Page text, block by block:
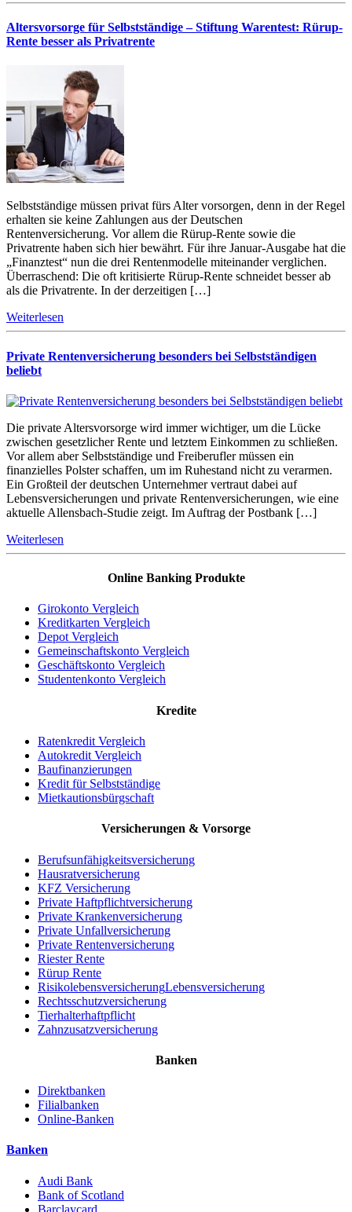
Altersvorsorge für Selbstständige – Stiftung Warentest: Rürup-
Rente besser als Privatrente
Selbstständige müssen privat fürs Alter vorsorgen, denn in der Regel
erhalten sie keine Zahlungen aus der Deutschen
Rentenversicherung. Vor allem die Rürup-Rente sowie die
Privatrente haben sich hier bewährt. Für ihre Januar-Ausgabe hat die
„Finanztest“ nun die drei Rentenmodelle miteinander verglichen.
Überraschend: Die oft kritisierte Rürup-Rente schneidet besser ab
als die Privatrente. In der derzeitigen […]
Weiterlesen
Private Rentenversicherung besonders bei Selbstständigen
beliebt
Die private Altersvorsorge wird immer wichtiger, um die Lücke
zwischen gesetzlicher Rente und letztem Einkommen zu schließen.
Vor allem aber Selbstständige und Freiberufler müssen ein
finanzielles Polster schaffen, um im Ruhestand nicht zu verarmen.
Ein Großteil der deutschen Unternehmer vertraut dabei auf
Lebensversicherungen und private Rentenversicherungen, wie eine
aktuelle Allensbach-Studie zeigt. Im Auftrag der Postbank […]
Weiterlesen
Online Banking Produkte
Girokonto Vergleich
Kreditkarten Vergleich
Depot Vergleich
Gemeinschaftskonto Vergleich
Geschäftskonto Vergleich
Studentenkonto Vergleich
Kredite
Ratenkredit Vergleich
Autokredit Vergleich
Baufinanzierungen
Kredit für Selbstständige
Mietkautionsbürgschaft
Versicherungen & Vorsorge
Berufsunfähigkeitsversicherung
Hausratversicherung
KFZ Versicherung
Private Haftpflichtversicherung
Private Krankenversicherung
Private Unfallversicherung
Private Rentenversicherung
Riester Rente
Rürup Rente
RisikolebensversicherungLebensversicherung
Rechtsschutzversicherung
Tierhalterhaftpflicht
Zahnzusatzversicherung
Banken
Direktbanken
Filialbanken
Online-Banken
Banken
Audi Bank
Bank of Scotland
Barclaycard